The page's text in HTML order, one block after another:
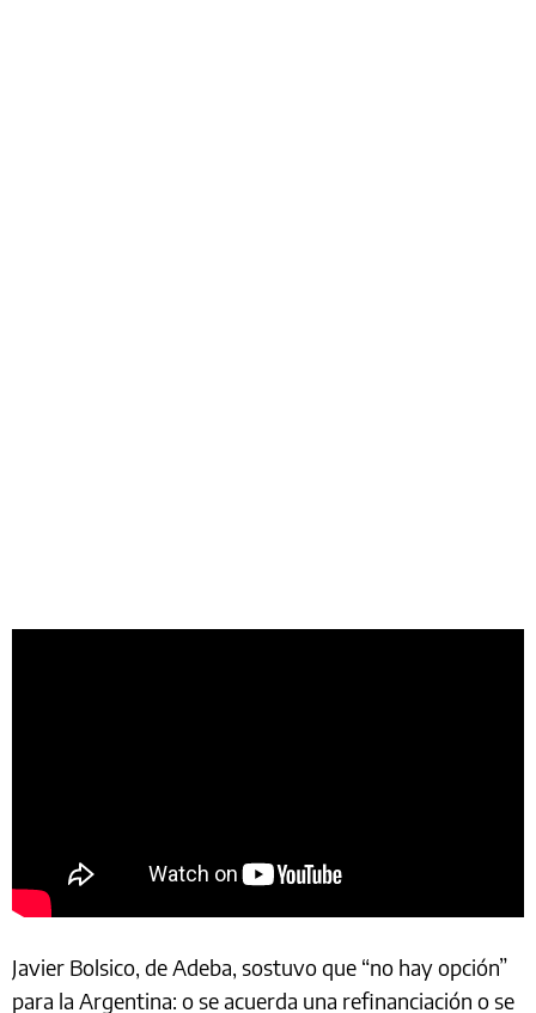
Javier Bolsico, de Adeba, sostuvo que “no hay opción”
para la Argentina: o se acuerda una refinanciación o se